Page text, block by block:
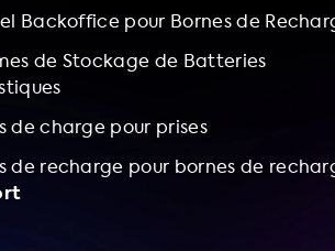
Backoffice pour Bornes de
de Stockage de Batteries
de charge pour prises
de recharge pour bornes de